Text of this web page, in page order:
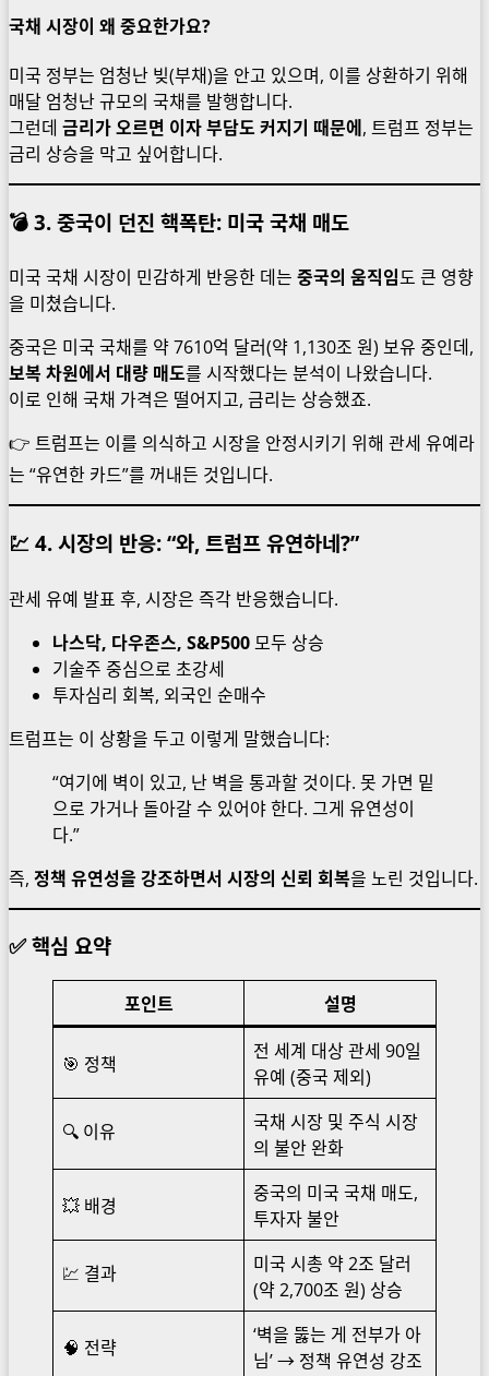
국채 시장이 왜 중요한가요?
미국 정부는 엄청난 빚(부채)을 안고 있으며, 이를 상환하기 위해
매달 엄청난 규모의 국채를 발행합니다.
그런데 금리가 오르면 이자 부담도 커지기 때문에 , 트럼프 정부는
금리 상승을 막고 싶어합니다.
💣 3. 중국이 던진 핵폭탄: 미국 국채 매도
미국 국채 시장이 민감하게 반응한 데는 중국의 움직임도 큰 영향
을 미쳤습니다.
중국은 미국 국채를 약 7610억 달러(약 1,130조 원) 보유 중인데,
보복 차원에서 대량 매도를 시작했다는 분석이 나왔습니다.
이로 인해 국채 가격은 떨어지고, 금리는 상승했죠.
👉 트럼프는 이를 의식하고 시장을 안정시키기 위해 관세 유예라
는 “유연한 카드”를 꺼내든 것입니다.
💹 4. 시장의 반응: “와, 트럼프 유연하네?”
관세 유예 발표 후, 시장은 즉각 반응했습니다.
나스닥, 다우존스, S&P500모두 상승
기술주 중심으로 초강세
투자심리 회복, 외국인 순매수
트럼프는 이 상황을 두고 이렇게 말했습니다:
“여기에 벽이 있고, 난 벽을 통과할 것이다. 못 가면 밑
으로 가거나 돌아갈 수 있어야 한다. 그게 유연성이
다.”
즉, 정책 유연성을 강조하면서 시장의 신뢰 회복을 노린 것입니다.
✅ 핵심 요약
포인트 설명
🎯 정책
전 세계 대상 관세 90일
유예 (중국 제외)
🔍 이유
국채 시장 및 주식 시장
의 불안 완화
💥 배경
중국의 미국 국채 매도,
투자자 불안
💹 결과
미국 시총 약 2조 달러
(약 2,700조 원) 상승
🧠 전략
‘벽을 뚫는 게 전부가 아
님’ → 정책 유연성 강조